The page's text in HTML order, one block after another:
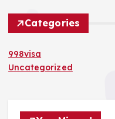
Categories
998visa
Uncategorized